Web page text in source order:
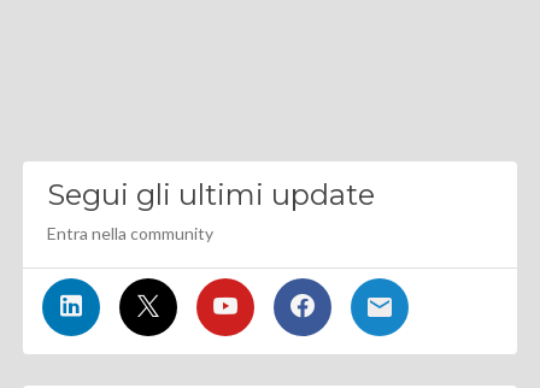
Segui gli ultimi update
Entra nella community